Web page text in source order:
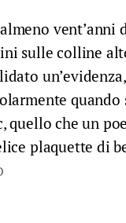
vent’anni
sulle colline
quando
quello che un
plaquette di